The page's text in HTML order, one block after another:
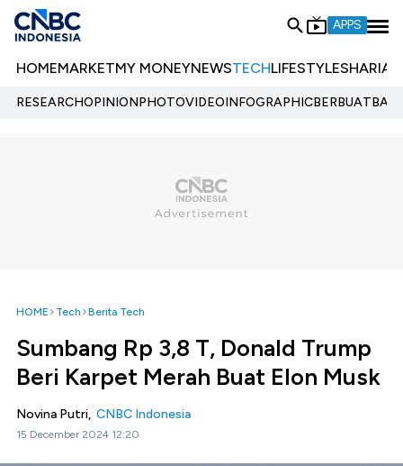
APPS
HOMEMARKETMY MONEYNEWSTECHLIFESTYLESHARIA
RESEARCHOPINIONPHOTOVIDEOINFOGRAPHIC
HOME Tech Berita Tech
Sumbang Rp 3,8 T, Donald Trump
Beri Karpet Merah Buat Elon Musk
Novina Putri, CNBC Indonesia
15 December 2024 12:20